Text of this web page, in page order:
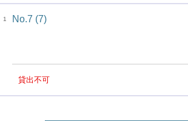
1 No.7 (7)
貸出不可